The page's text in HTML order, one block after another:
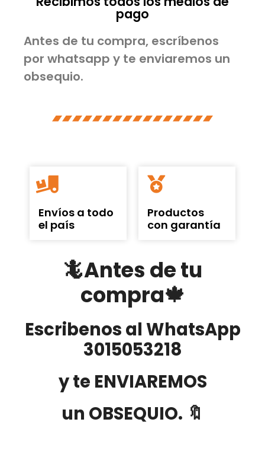
pago
Antes de tu compra, escríbenos
por whatsapp y te enviaremos un
obsequio.
Envíos a todo
el país
Productos
con garantía
🦎Antes de tu
compra🍁
Escribenos al WhatsApp
3015053218
y te ENVIAREMOS
un OBSEQUIO. 🔖